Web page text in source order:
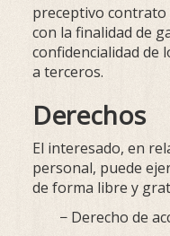
preceptivo
con la finalidad de
confidencialidad de
a terceros.
Derechos
El interesado, en
personal, puede
de forma libre y
− Derecho de